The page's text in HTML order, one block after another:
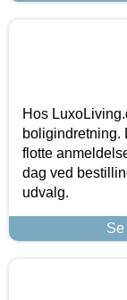
Hos
boligindretning.
flotte
dag ved
udvalg.